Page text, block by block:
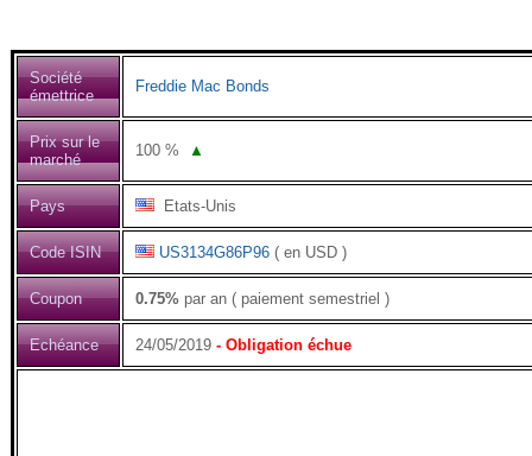
Société
émettrice
Freddie Mac Bonds
Prix sur le
marché
100 % ▲
Pays Etats-Unis
Code ISIN US3134G86P96 ( en USD )
Coupon 0.75% par an ( paiement semestriel )
Echéance 24/05/2019 - Obligation échue